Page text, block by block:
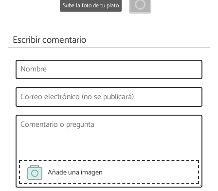
Sube la foto de tu plato
Escribir comentario
Añade una imagen